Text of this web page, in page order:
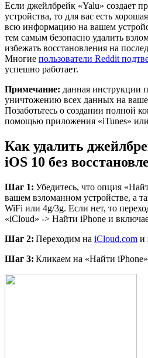
Если джейлбрейк «Yalu» создает
устройства, то для вас есть
всю информацию на вашем
тем самым безопасно удалить
избежать восстановления на
Многие пользователи Reddit
успешно работает.
Примечание: данная инструкции
уничтожению всех данных на
Позаботьтесь о создании полной
помощью приложения «iTunes»
Как удалить
iOS 10 без
Шаг 1: Убедитесь, что опция
вашем взломанном устройстве, а
WiFi или 4g/3g. Если нет, то
«iCloud» -> Найти iPhone и
Шаг 2: Переходим на iCloud.com и
Шаг 3: Кликаем на «Найти